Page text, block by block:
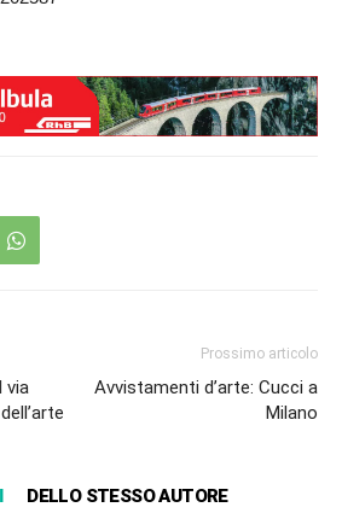
via
Prossimo articolo
Avvistamenti d’arte: Cucci a
Milano
DELLO STESSO AUTORE